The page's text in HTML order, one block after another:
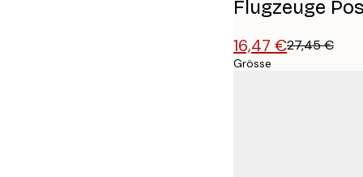
Flugzeuge
16,47 €27,45 €
Grösse